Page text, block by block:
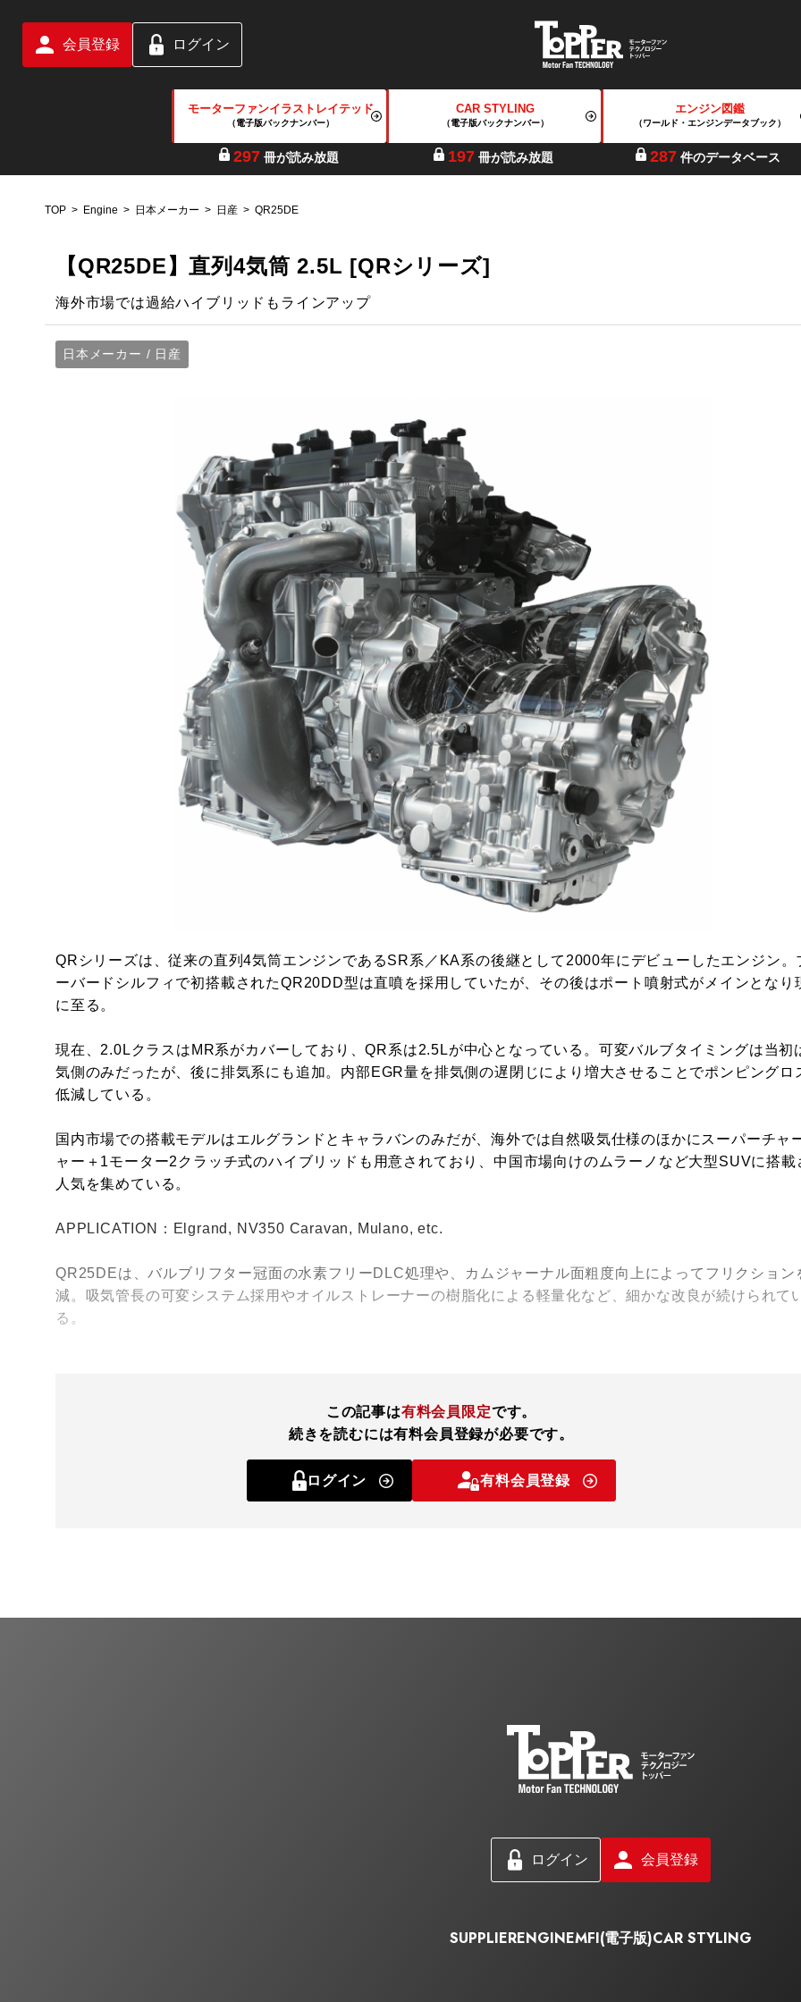
会員登録 ログイン
モーターファンイラストレイテッド
（電子版バックナンバー）
297 冊が読み放題
CAR STYLING
（電子版バックナンバー）
197 冊が読み放題
エンジン図鑑
（ワールド・エンジンデータブック）
287 件のデータベース
TOP Engine 日本メーカー 日産 QR25DE
【QR25DE】直列4気筒 2.5L [QRシリーズ]
海外市場では過給ハイブリッドもラインアップ
日本メーカー / 日産
QRシリーズは、従来の直列4気筒エンジンであるSR系／KA系の後継として2000年にデビューしたエンジン。
ーバードシルフィで初搭載されたQR20DD型は直噴を採用していたが、その後はポート噴射式がメインとなり
に至る。
現在、2.0LクラスはMR系がカバーしており、QR系は2.5Lが中心となっている。可変バルブタイミングは当初
気側のみだったが、後に排気系にも追加。内部EGR量を排気側の遅閉じにより増大させることでポンピングロ
低減している。
国内市場での搭載モデルはエルグランドとキャラバンのみだが、海外では自然吸気仕様のほかにスーパーチャ
ャー＋1モーター2クラッチ式のハイブリッドも用意されており、中国市場向けのムラーノなど大型SUVに搭載
人気を集めている。
APPLICATION：Elgrand, NV350 Caravan, Mulano, etc.
QR25DEは、バルブリフター冠面の水素フリーDLC処理や、カムジャーナル面粗度向上によってフリクション
減。吸気管長の可変システム採用やオイルストレーナーの樹脂化による軽量化など、細かな改良が続けられて
る。
この記事は有料会員限定です。
続きを読むには有料会員登録が必要です。
ログイン 有料会員登録
ログイン 会員登録
SUPPLIERENGINEMFI(電子版)CAR STYLING